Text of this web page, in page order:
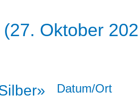
Oktober
Datum/Ort